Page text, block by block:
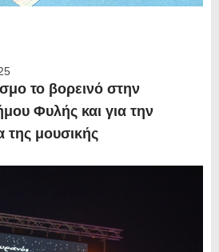
το βορεινό στην
Φυλής και για την
της μουσικής